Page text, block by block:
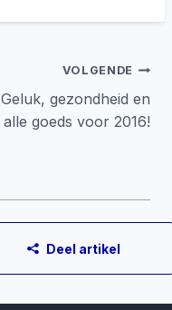
VOLGENDE
Geluk, gezondheid en
alle goeds voor 2016!
Deel artikel